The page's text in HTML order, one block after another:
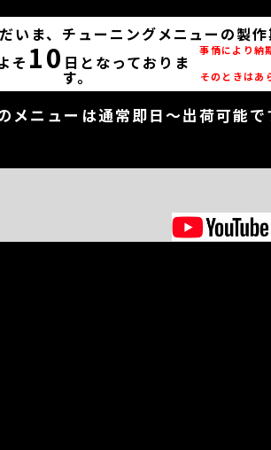
いま、チューニングメニューの製
そ 10 日となっておりま
す。
事情により納
そのときはあ
メニューは通常即日～出荷可能で